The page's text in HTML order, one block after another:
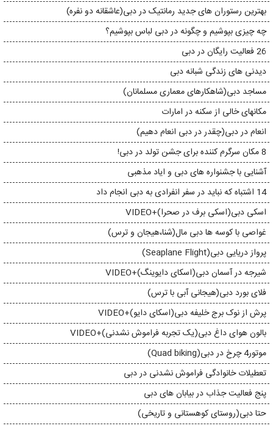
بهترین رستوران های جدید رمانتیک در دبی(عاشقانه دو نفره)
چه چیزی بپوشیم و چگونه در دبی لباس بپوشیم؟
26 فعالیت رایگان در دبی
دیدنی های زندگی شبانه دبی
مساجد دبی(شاهکارهای معماری مسلمانان)
مکانهای خالی از سکنه در امارات
انعام در دبی(چقدر در دبی انعام دهیم)
8 مکان سرگرم کننده برای جشن تولد در دبی!
آشنایی با جشنواره های دبی و ایاد مذهبی
14 اشتباه که نباید در سفر انفرادی به دبی انجام داد
اسکی دبی(اسکی برف در صحرا)+VIDEO
غواصی با کوسه ها دبی مال(شنا،هیجان و ترس)
پرواز دریایی دبی(Seaplane Flight)
شیرجه در آسمان دبی(اسکای دایوینگ)+VIDEO
فلای بورد دبی(هیجانی آبی با ترس)
پرش از نوک برج خلیفه دبی(اسکای دایو)+VIDEO
بالون هوای داغ دبی(یک تجربه فراموش نشدنی)+VIDEO
موتور4 چرخ در دبی(Quad biking)
تعطیلات خانوادگی فراموش نشدنی در دبی
پنج فعالیت جذاب در بیابان های دبی
حتا دبی(روستای کوهستانی و تاریخی)